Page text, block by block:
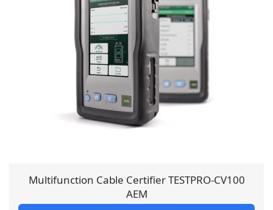
Multifunction Cable Certifier TESTPRO-CV100
AEM